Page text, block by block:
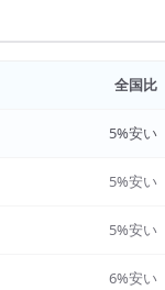
全国比
5%安い
5%安い
5%安い
6%安い